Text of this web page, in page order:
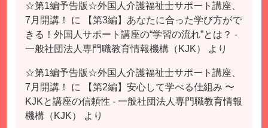
☆第1編予告版☆外国人介護福祉士サポート講座、
7月開講！
に
【第3編】あなたに合った学び方がで
きる！外国人サポート講座の“学習の流れ”とは？ -
一般社団法人専門職教育情報機構（KJK）
より
☆第1編予告版☆外国人介護福祉士サポート講座、
7月開講！
に
【第2編】安心して学べる仕組み 〜
KJKと講座の信頼性 - 一般社団法人専門職教育情報
機構（KJK）
より